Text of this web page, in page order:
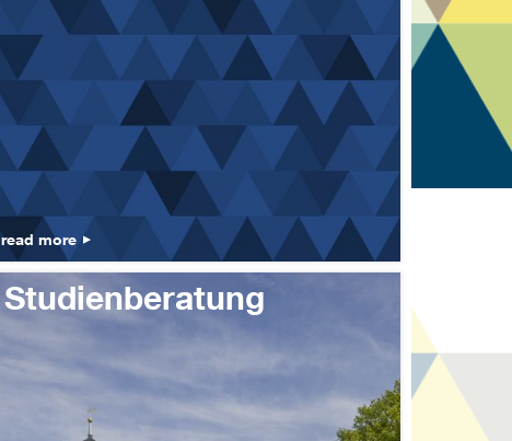
read more
Studienberatung